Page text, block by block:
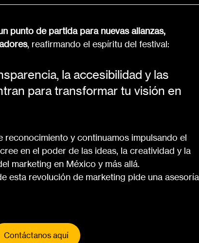
punto de partida para nuevas alianzas,
, reafirmando el espíritu del festival:
la accesibilidad y las
para transformar tu visión en
reconocimiento y continuamos impulsando el
en el poder de las ideas, la creatividad y la
marketing en México y más allá.
esta revolución de marketing pide una asesoría
Contáctanos aquí